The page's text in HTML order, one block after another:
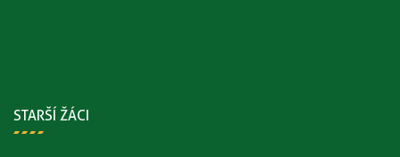
STARŠÍ ŽÁCI